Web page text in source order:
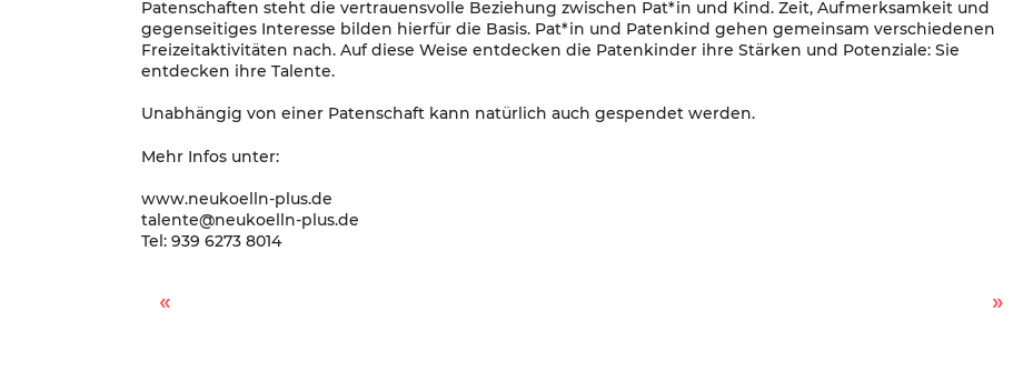
Patenschaften steht die vertrauensvolle Beziehung zwischen Pat*in und Kind. Zeit, Aufmerksamkeit und
gegenseitiges Interesse bilden hierfür die Basis. Pat*in und Patenkind gehen gemeinsam verschiedenen
Freizeitaktivitäten nach. Auf diese Weise entdecken die Patenkinder ihre Stärken und Potenziale: Sie
entdecken ihre Talente.
Unabhängig von einer Patenschaft kann natürlich auch gespendet werden.
Mehr Infos unter:
www.neukoelln-plus.de
talente@neukoelln-plus.de
Tel: 939 6273 8014